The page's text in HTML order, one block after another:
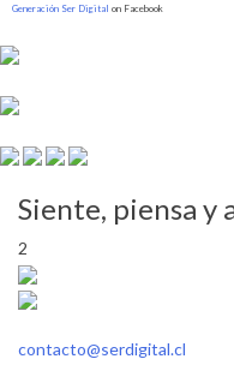
Generación Ser Digital on Facebook
Siente, piensa y
2
contacto@serdigital.cl